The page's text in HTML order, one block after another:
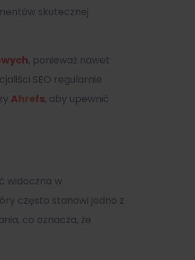
skutecznej
, ponieważ nawet
SEO regularnie
Ahrefs, aby upewnić
widoczna w
często stanowi jedno z
co oznacza, że